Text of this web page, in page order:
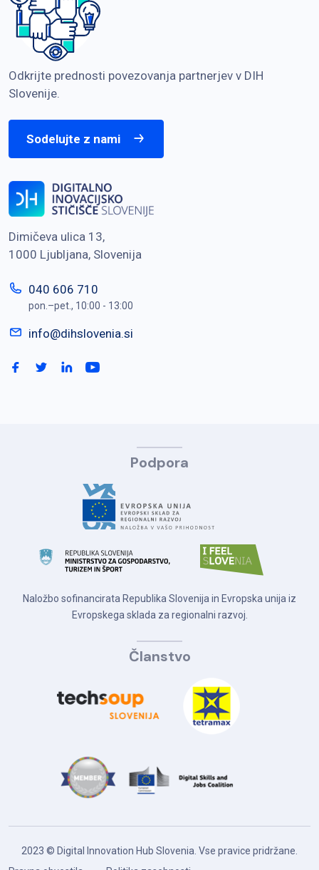
Odkrijte prednosti povezovanja partnerjev v DIH
Slovenije.
Sodelujte z nami
Dimičeva ulica 13,
1000 Ljubljana, Slovenija
040 606 710
pon.–pet., 10:00 - 13:00
info@dihslovenia.si
Podpora
Naložbo sofinancirata Republika Slovenija in Evropska unija iz
Evropskega sklada za regionalni razvoj.
Članstvo
2023 © Digital Innovation Hub Slovenia. Vse pravice pridržane.